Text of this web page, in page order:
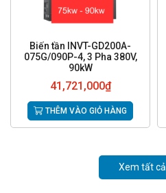
Biến tần INVT-GD200A-
075G/090P-4, 3 Pha 380V,
90kW
41,721,000₫
THÊM VÀO GIỎ HÀNG
Xem tất cả